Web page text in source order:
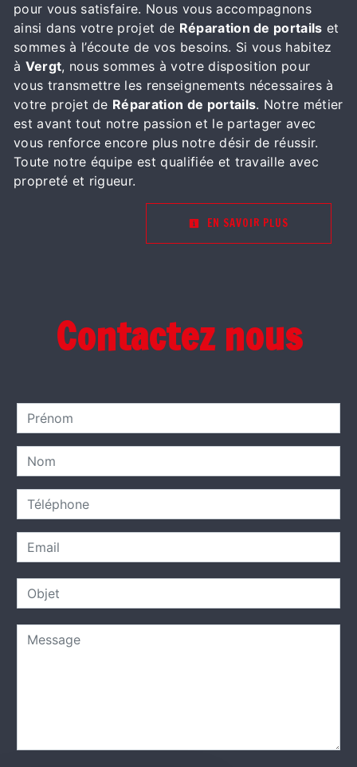
pour vous satisfaire. Nous vous accompagnons
ainsi dans votre projet de Réparation de portails et
sommes à l’écoute de vos besoins. Si vous habitez
à Vergt, nous sommes à votre disposition pour
vous transmettre les renseignements nécessaires à
votre projet de Réparation de portails. Notre métier
est avant tout notre passion et le partager avec
vous renforce encore plus notre désir de réussir.
Toute notre équipe est qualifiée et travaille avec
propreté et rigueur.
EN SAVOIR PLUS
Contactez nous